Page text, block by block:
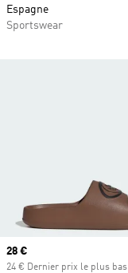
Espagne
Sportswear
Prix actuel
28 €
24 € Dernier prix le plus bas